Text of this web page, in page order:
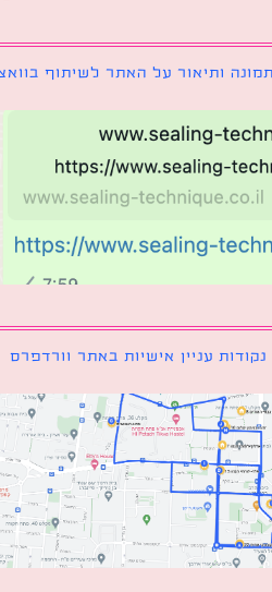
על האתר לשיתוף בוואצאפ
אישיות באתר וורדפרס